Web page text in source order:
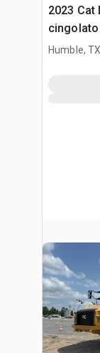
2023 Cat
cingolato
Humble,